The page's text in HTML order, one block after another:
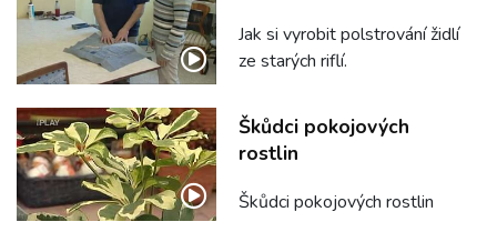
Jak si vyrobit polstrování židlí
ze starých riflí.
Škůdci pokojových
rostlin
Škůdci pokojových rostlin